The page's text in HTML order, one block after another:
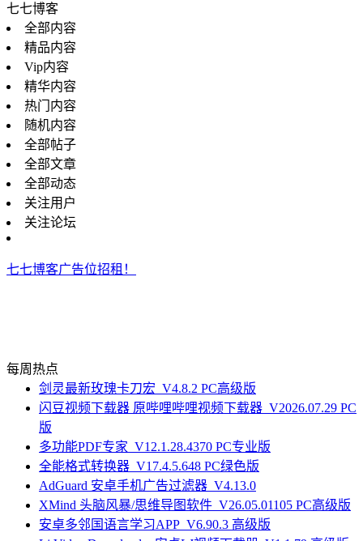
七七博客
全部内容
精品内容
Vip内容
精华内容
热门内容
随机内容
全部帖子
全部文章
全部动态
关注用户
关注论坛
七七博客广告位招租！
每周热点
剑灵最新玫瑰卡刀宏_V4.8.2 PC高级版
闪豆视频下载器 原哔哩哔哩视频下载器_V2026.07.29 PC
版
多功能PDF专家_V12.1.28.4370 PC专业版
全能格式转换器_V17.4.5.648 PC绿色版
AdGuard 安卓手机广告过滤器_V4.13.0
XMind 头脑风暴/思维导图软件_V26.05.01105 PC高级版
安卓多邻国语言学习APP_V6.90.3 高级版